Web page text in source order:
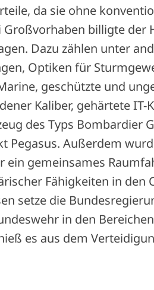
da sie ohne
Großvorhaben billigte der
Dazu zählen unter
Optiken für
geschützte und
Kaliber, gehärtete
des Typs Bombardier
Pegasus. Außerdem
ein gemeinsames
Fähigkeiten in den
setze die
in den
es aus dem